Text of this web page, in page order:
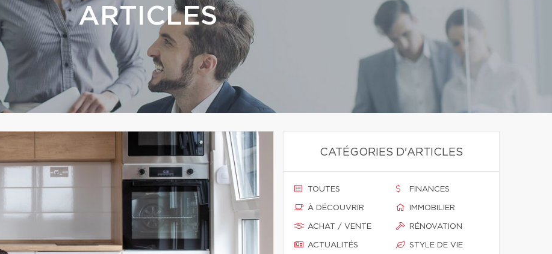
ARTICLES
CATÉGORIES D'ARTICLES
TOUTES
À DÉCOUVRIR
ACHAT / VENTE
ACTUALITÉS
FINANCES
IMMOBILIER
RÉNOVATION
STYLE DE VIE